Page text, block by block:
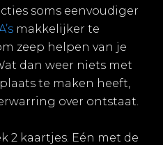
soms eenvoudiger
makkelijker te
zeep helpen van je
dan weer niets met
te maken heeft,
over ontstaat.
2 kaartjes. Eén met de